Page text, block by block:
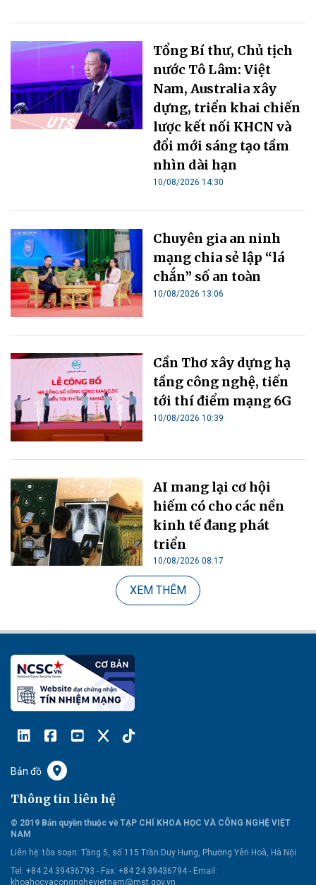
Tổng Bí thư, Chủ tịch
nước Tô Lâm: Việt
Nam, Australia xây
dựng, triển khai chiến
lược kết nối KHCN và
đổi mới sáng tạo tầm
nhìn dài hạn
10/08/2026 14:30
Chuyên gia an ninh
mạng chia sẻ lập “lá
chắn” số an toàn
10/08/2026 13:06
Cần Thơ xây dựng hạ
tầng công nghệ, tiến
tới thí điểm mạng 6G
10/08/2026 10:39
AI mang lại cơ hội
hiếm có cho các nền
kinh tế đang phát
triển
10/08/2026 08:17
XEM THÊM
Bản đồ
Thông tin liên hệ
© 2019 Bản quyền thuộc về TẠP CHÍ KHOA HỌC VÀ CÔNG NGHỆ VIỆT
NAM
Liên hệ: tòa soạn: Tầng 5, số 115 Trần Duy Hưng, Phường Yên Hoà, Hà Nội
Tel: +84 24 39436793 - Fax: +84 24 39436794 - Email:
khoahocvacongnghevietnam@mst.gov.vn